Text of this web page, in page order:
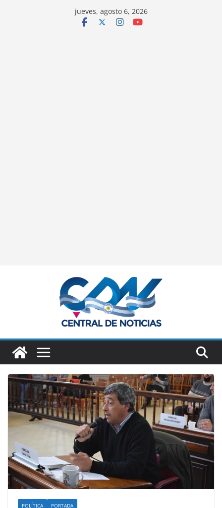
jueves, agosto 6, 2026
POLÍTICA PORTADA